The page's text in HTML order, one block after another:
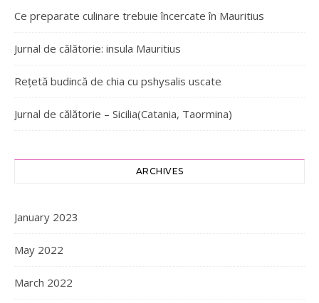
Ce preparate culinare trebuie încercate în Mauritius
Jurnal de călătorie: insula Mauritius
Rețetă budincă de chia cu pshysalis uscate
Jurnal de călătorie – Sicilia(Catania, Taormina)
ARCHIVES
January 2023
May 2022
March 2022